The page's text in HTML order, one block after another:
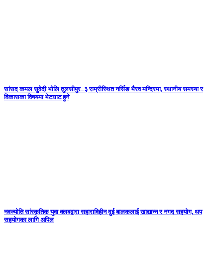
सांसद कमल सुवेदी भोलि तुलसीपुर–३ राम्रीस्थित नर्सिङ भैरव मन्दिरमा, स्थानीय समस्या र
विकासका विषयमा भेटघाट हुने
नवज्योति सांस्कृतिक युवा क्लबद्वारा सहाराविहीन दुई बालकलाई खाद्यान्न र नगद सहयोग, थप
सहयोगका लागि अपिल